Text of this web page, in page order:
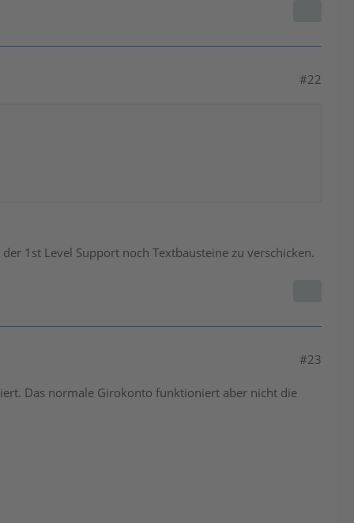
#22
1st Level Support noch Textbausteine zu verschicken.
#23
Das normale Girokonto funktioniert aber nicht die